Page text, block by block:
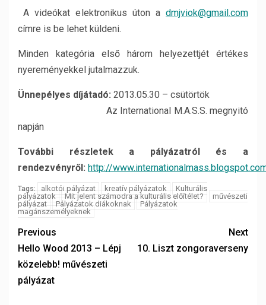
A videókat elektronikus úton a dmjviok@gmail.com
címre is be lehet küldeni.
Minden kategória első három helyezettjét értékes
nyereményekkel jutalmazzuk.
Ünnepélyes díjátadó: 2013.05.30 – csütörtök
Az International M.A.S.S. megnyitó
napján
További részletek a pályázatról és a
rendezvényről: http://
Tags: alkotói pályázat kreatív pályázatok
Kulturális
pályázatok
Mit jelent számodra a kulturális előítélet?
művészeti
pályázat
Pályázatok diákoknak
Pályázatok
magánszemélyeknek
Previous
Hello Wood 2013 – Lépj
közelebb! művészeti
pályázat
Next
10. Liszt zongoraverseny